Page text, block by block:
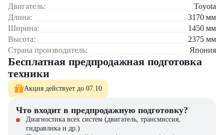
Почему стоит выбрать Toyota 40-8FD50N?
Проверенное японское качество – надежность и долговечность
Комфорт – удобное рабочее место для оператора
Простота обслуживания – легкий доступ к основным узлам
Компания "ЦТО" – официальный дилер техники Toyota,
предлагающий новые модели складского оборудования с гарантией.
У нас вы найдете: широкий выбор спецтехники, вилочных
погрузчиков, малой складской техники, навесного оборудования,
запчасти для долгосрочной эксплуатации, профессиональные
консультации по выбору техники.
Двигатель:
Toyota
Длина:
3170 мм
Ширина:
1450 мм
Высота:
2375 мм
Страна производитель:
Япония
Бесплатная предпродажная подготовка
техники
Акция действует до 07.10
Что входит в предпродажную подготовку?
Диагностика всех систем (двигатель, трансмиссия,
гидравлика и др.)